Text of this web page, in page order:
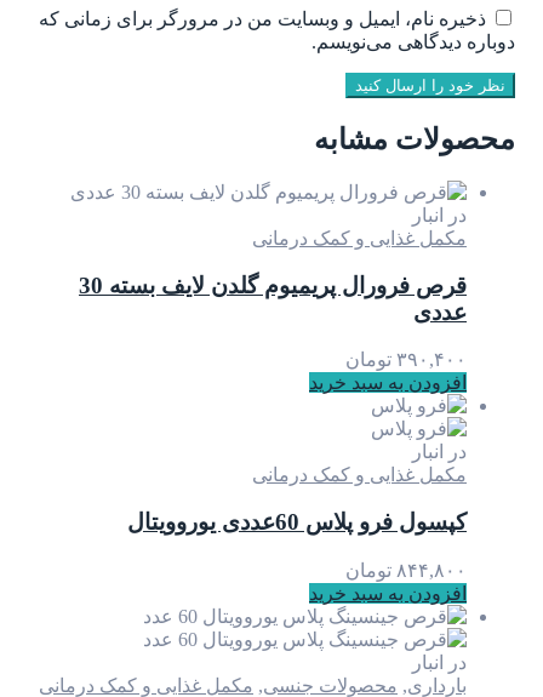
ذخیره نام، ایمیل و وبسایت من در مرورگر برای زمانی که
دوباره دیدگاهی می‌نویسم.
نظر خود را ارسال کنید
محصولات مشابه
در انبار
مکمل غذایی و کمک درمانی
قرص فرورال پریمیوم گلدن لایف بسته 30
عددی
۳۹۰,۴۰۰ تومان
افزودن به سبد خرید
در انبار
مکمل غذایی و کمک درمانی
کپسول فرو پلاس 60عددی یوروویتال
۸۴۴,۸۰۰ تومان
افزودن به سبد خرید
در انبار
بارداری, محصولات جنسی, مکمل غذایی و کمک درمانی